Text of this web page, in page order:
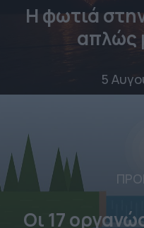
Η φωτιά
απλώς
5
Οι 17